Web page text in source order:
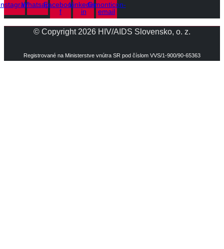
WhatsappFacebook-
f
Linkedin-
in
Gimonticon-
email
© Copyright 2026 HIV/AIDS Slovensko, o. z.
Registrované na Ministerstve vnútra SR pod číslom VVS/1-900/90-65363